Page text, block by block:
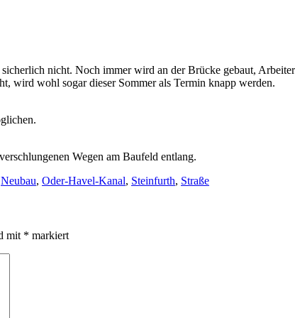
nicht. Noch immer wird an der Brücke gebaut,
wird wohl sogar dieser Sommer als Termin knapp werden.
Wegen am Baufeld entlang.
Neubau, Oder-Havel-Kanal, Steinfurth, Straße
mit * markiert